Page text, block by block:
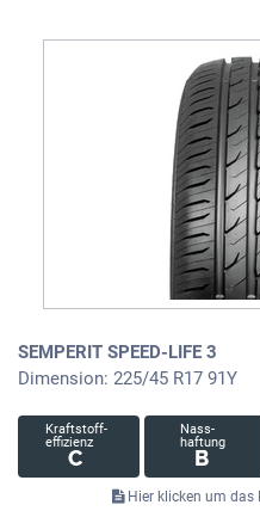
SEMPERIT SPEED-LIFE 3
Dimension: 225/45 R17 91Y
Kraftstoff-
effizienz
C
Nass-
haftung
B
Hier klicken um das